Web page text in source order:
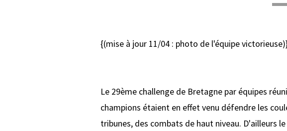
{(mise à jour 11/04 : photo de l'équipe
Le 29ème challenge de Bretagne par équipes
champions étaient en effet venu défendre les
tribunes, des combats de haut niveau. D'ailleurs